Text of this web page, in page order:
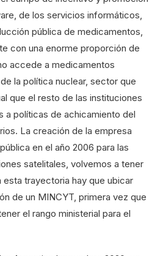
de los servicios informáticos,
pública de medicamentos,
con una enorme proporción de
accede a medicamentos
la política nuclear, sector que
que el resto de las instituciones
a políticas de achicamiento del
La creación de la empresa
en el año 2006 para las
satelitales, volvemos a tener
esta trayectoria hay que ubicar
de un MINCYT, primera vez que
el rango ministerial para el